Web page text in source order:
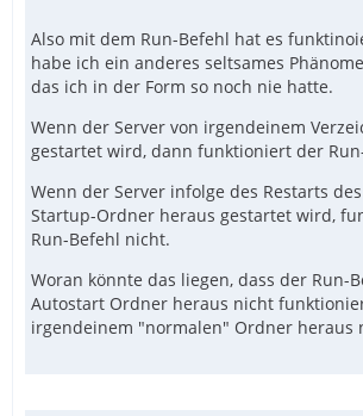
Also mit dem Run-Befehl hat es
habe ich ein anderes seltsames
das ich in der Form so noch nie hatte.
Wenn der Server von irgendeinem
gestartet wird, dann funktioniert der
Wenn der Server infolge des Restarts
Startup-Ordner heraus gestartet wird,
Run-Befehl nicht.
Woran könnte das liegen, dass der Run-
Autostart Ordner heraus nicht
irgendeinem "normalen" Ordner heraus